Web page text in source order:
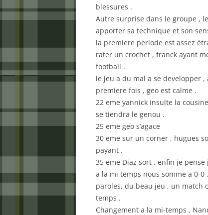
blessures .
Autre surprise dans le groupe ,
apporter sa technique et son
la premiere periode est assez
rater un crochet , franck ayant
football .
le jeu a du mal a se developper
premiere fois , geo est calme .
22 eme yannick insulte la
se tiendra le genou .
25 eme geo s’agace
30 eme sur un corner , hugues
payant .
35 eme Diaz sort , enfin je pense
a la mi temps nous somme a 0-
paroles, du beau jeu , un match
temps .
Changement a la mi-temps ,